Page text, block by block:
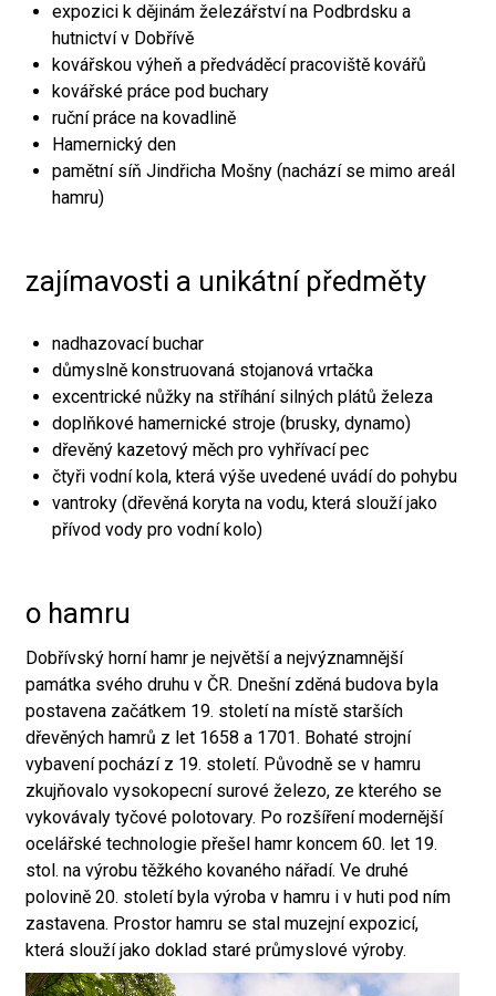
expozici k dějinám železářství na Podbrdsku a
hutnictví v Dobřívě
kovářskou výheň a předváděcí pracoviště kovářů
kovářské práce pod buchary
ruční práce na kovadlině
Hamernický den
pamětní síň Jindřicha Mošny (nachází se mimo areál
hamru)
zajímavosti a unikátní předměty
nadhazovací buchar
důmyslně konstruovaná stojanová vrtačka
excentrické nůžky na stříhání silných plátů železa
doplňkové hamernické stroje (brusky, dynamo)
dřevěný kazetový měch pro vyhřívací pec
čtyři vodní kola, která výše uvedené uvádí do pohybu
vantroky (dřevěná koryta na vodu, která slouží jako
přívod vody pro vodní kolo)
o hamru
Dobřívský horní hamr je největší a nejvýznamnější
památka svého druhu v ČR. Dnešní zděná budova byla
postavena začátkem 19. století na místě starších
dřevěných hamrů z let 1658 a 1701. Bohaté strojní
vybavení pochází z 19. století. Původně se v hamru
zkujňovalo vysokopecní surové železo, ze kterého se
vykovávaly tyčové polotovary. Po rozšíření modernější
ocelářské technologie přešel hamr koncem 60. let 19.
stol. na výrobu těžkého kovaného nářadí. Ve druhé
polovině 20. století byla výroba v hamru i v huti pod ním
zastavena. Prostor hamru se stal muzejní expozicí,
která slouží jako doklad staré průmyslové výroby.